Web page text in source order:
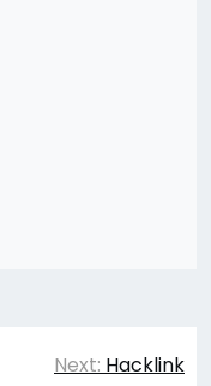
Next: Hacklink